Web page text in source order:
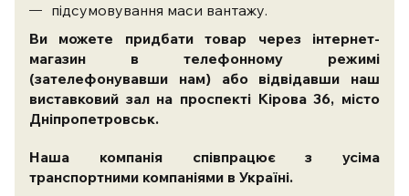
підсумовування маси вантажу.
Ви можете придбати товар через інтернет-
магазин в телефонному режимі
(зателефонувавши нам) або відвідавши наш
виставковий зал на проспекті Кірова 36, місто
Дніпропетровськ.
Наша компанія співпрацює з усіма
транспортними компаніями в Україні.